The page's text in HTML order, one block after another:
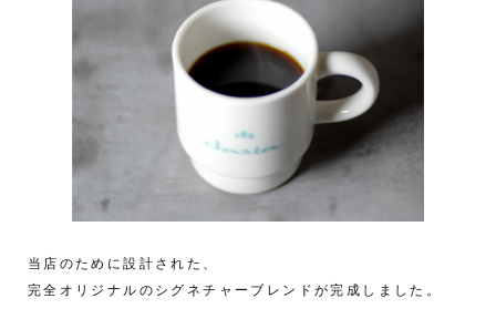
当店のために設計された、
完全オリジナルのシグネチャーブレンドが完成しました。